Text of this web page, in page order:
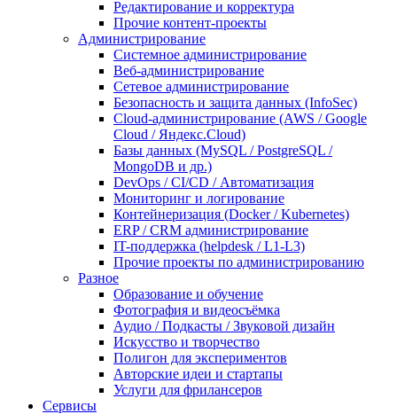
Редактирование и корректура
Прочие контент-проекты
Администрирование
Системное администрирование
Веб-администрирование
Сетевое администрирование
Безопасность и защита данных (InfoSec)
Cloud-администрирование (AWS / Google
Cloud / Яндекс.Cloud)
Базы данных (MySQL / PostgreSQL /
MongoDB и др.)
DevOps / CI/CD / Автоматизация
Мониторинг и логирование
Контейнеризация (Docker / Kubernetes)
ERP / CRM администрирование
IT-поддержка (helpdesk / L1-L3)
Прочие проекты по администрированию
Разное
Образование и обучение
Фотография и видеосъёмка
Аудио / Подкасты / Звуковой дизайн
Искусство и творчество
Полигон для экспериментов
Авторские идеи и стартапы
Услуги для фрилансеров
Сервисы